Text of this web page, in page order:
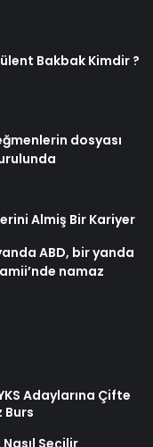
Bakbak Kimdir ?
dosyası
Almiş Bir Kariyer
ABD, bir yanda
namaz
Adaylarına Çifte
Burs
Seçilir